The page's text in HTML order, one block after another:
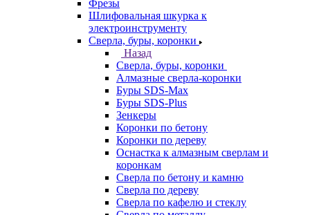
Фрезы
Шлифовальная шкурка к
электроинструменту
Сверла, буры, коронки
Назад
Сверла, буры, коронки
Алмазные сверла-коронки
Буры SDS-Max
Буры SDS-Plus
Зенкеры
Коронки по бетону
Коронки по дереву
Оснастка к алмазным сверлам и
коронкам
Сверла по бетону и камню
Сверла по дереву
Сверла по кафелю и стеклу